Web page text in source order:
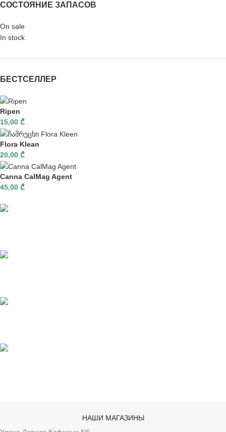
СОСТОЯНИЕ ЗАПАСОВ
On sale
In stock
БЕСТСЕЛЛЕР
Ripen
15,00 ₾
Flora Klean
20,00 ₾
Canna CalMag Agent
45,00 ₾
НАШИ МАГАЗИНЫ